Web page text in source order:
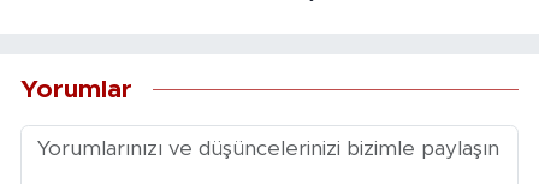
Yorumlar